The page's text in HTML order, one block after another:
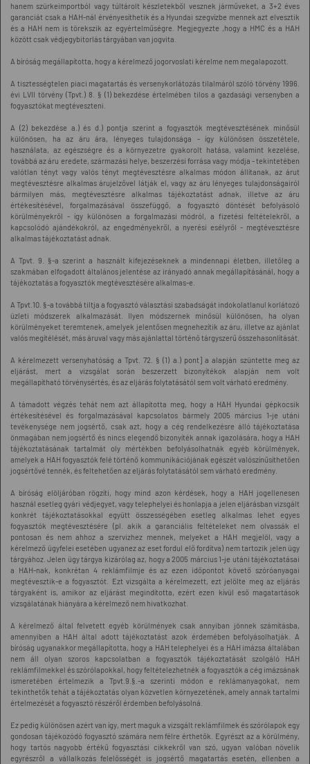
hanem szürkeimportból vagy túltárolt készletekből vesznek járműveket, a 3+2 éves
garanciát csak a HAH-nál érvényesíthetik és a Hyundai szegvízbe mennek azt elvesztik
és a HAH nem is törekszik az egyértelműségre. Megjegyezte ,hogy a HMC és a HAH
között csak védjegybitorlás tárgyában van jogvita.
A bíróság megállapította, hogy a kérelmező jogorvoslati kérelme nem megalapozott.
A tisztességtelen piaci magatartás és versenykorlátozás tilalmáról szóló törvény 1996.
évi LVII törvény (Tpvt.) 8. § (1) bekezdése értelmében tilos a gazdasági versenyben a
fogyasztókat megtéveszteni.
A (2) bekezdése a.) és d.) pontja szerint a fogyasztók megtévesztésének minősül
különösen, ha az áru ára, lényeges tulajdonsága - így különösen összetétele,
használata, az egészségre és a környezetre gyakorolt hatása, valamint kezelése,
továbbá az áru eredete, származási helye, beszerzési forrása vagy módja - tekintetében
valótlan tényt vagy valós tényt megtévesztésre alkalmas módon állítanak, az árut
megtévesztésre alkalmas árujelzővel látják el, vagy az áru lényeges tulajdonságairól
bármilyen más, megtévesztésre alkalmas tájékoztatást adnak, illetve az áru
értékesítésével, forgalmazásával összefüggő, a fogyasztó döntését befolyásoló
körülményekről - így különösen a forgalmazási módról, a fizetési feltételekről, a
kapcsolódó ajándékokról, az engedményekről, a nyerési esélyről - megtévesztésre
alkalmas tájékoztatást adnak.
A Tpvt. 9. §-a szerint a használt kifejezéseknek a mindennapi életben, illetőleg a
szakmában elfogadott általános jelentése az irányadó annak megállapításánál, hogy a
tájékoztatás a fogyasztók megtévesztésére alkalmas-e.
A Tpvt.10. §-a továbbá tiltja a fogyasztó választási szabadságát indokolatlanul korlátozó
üzleti módszerek alkalmazását. Ilyen módszernek minősül különösen, ha olyan
körülményeket teremtenek, amelyek jelentősen megnehezítik az áru, illetve az ajánlat
valós megítélését, más áruval vagy más ajánlattal történő tárgyszerű összehasonlítását.
A kérelmezett versenyhatóság a Tpvt. 72. § (1) a.) pont] a alapján szüntette meg az
eljárást, mert a vizsgálat során beszerzett bizonyítékok alapján nem volt
megállapítható törvénysértés, és az eljárás folytatásától sem volt várható eredmény.
A támadott végzés tehát nem azt állapította meg, hogy a HAH Hyundai gépkocsik
értékesítésével és forgalmazásával kapcsolatos bármely 2005 március 1-je utáni
tevékenysége nem jogsértő, csak azt, hogy a cég rendelkezésre álló tájékoztatása
önmagában nem jogsértő és nincs elegendő bizonyíték annak igazolására, hogy a HAH
tájékoztatásának tartalmát oly mértékben befolyásolhatnák egyéb körülmények,
amelyek a HAH fogyasztók felé történő kommunikációjának egészét valószínűsíthetően
jogsértővé tennék, és feltehetően az eljárás folytatásától sem várható eredmény.
A bíróság elöljáróban rögzíti, hogy mind azon kérdések, hogy a HAH jogellenesen
használ esetleg gyári védjegyet, vagy telephelyei és honlapja a jelen eljárásban vizsgált
konkrét tájékoztatásokkal együtt összességében esetleg alkalmas lehet egyes
fogyasztók megtévesztésére (pl. akik a garanciális feltételeket nem olvassák el
pontosan és nem ahhoz a szervizhez mennek, melyeket a HAH megjelöl, vagy a
kérelmező ügyfelei esetében ugyanez az eset fordul elő fordítva) nem tartozik jelen ügy
tárgyához. Jelen ügy tárgya kizárólag az, hogy a 2005 március 1-je utáni tájékoztatásai
a HAH-nak, konkrétan 4 reklámfilmje és az ezen időpontot követő szóróanyagai
megtévesztik-e a fogyasztót. Ezt vizsgálta a kérelmezett, ezt jelölte meg az eljárás
tárgyaként is, amikor az eljárást megindította, ezért ezen kívül eső magatartások
vizsgálatának hiányára a kérelmező nem hivatkozhat.
A kérelmező által felvetett egyéb körülmények csak annyiban jönnek számításba,
amennyiben a HAH által adott tájékoztatást azok érdemében befolyásolhatják. A
bíróság ugyanakkor megállapította, hogy a HAH telephelyei és a HAH imázsa általában
nem áll olyan szoros kapcsolatban a fogyasztók tájékoztatását szolgáló HAH
reklámfilmekkel és szórólapokkal, hogy feltételezhetnék a fogyasztók a cég imázsának
ismeretében értelmezik a Tpvt.9.§.-a szerinti módon e reklámanyagokat, nem
tekinthetők tehát a tájékoztatás olyan közvetlen környezetének, amely annak tartalmi
értelmezését a fogyasztó részéről érdemben befolyásolná.
Ez pedig különösen azért van így, mert maguk a vizsgált reklámfilmek és szórólapok egy
gondosan tájékozódó fogyasztó számára nem félre érthetők. Egyrészt az a körülmény,
hogy tartós nagyobb értékű fogyasztási cikkekről van szó, ugyan valóban növelik
egyrészről a vállalkozás felelősségét is jogsértő magatartás esetén, ellenben a